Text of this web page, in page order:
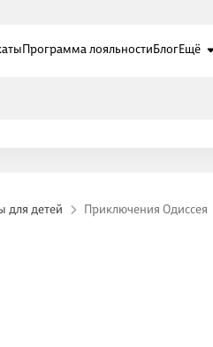
Программа лояльностиБлогЕщё
для детей Приключения Одиссея